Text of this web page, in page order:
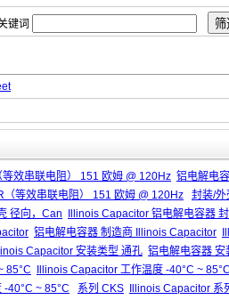
键词
等效串联电阻） 151 欧姆 @ 120Hz 铝电解电
（等效串联电阻） 151 欧姆 @ 120Hz
封装/外
径向，Can
Illinois Capacitor 铝电解电容器 封
铝电解电容器 制造商 Illinois Capacitor
Capacitor 安装类型 通孔 铝电解电容器 安
85°C Illinois Capacitor 工作温度 -40°C ~ 85°C
-40°C ~ 85°C 系列 CKS Illinois Capacitor 系